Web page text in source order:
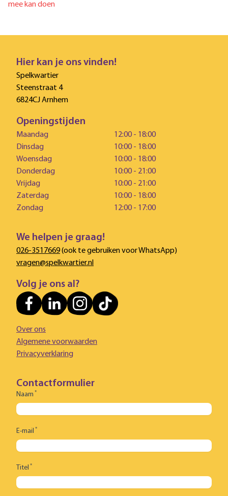
mee kan doen
Hier kan je ons vinden!
Spelkwartier
Steenstraat 4
6824CJ Arnhem
Openingstijden
Maandag
12:00 - 18:00
Dinsdag
10:00 - 18:00
Woensdag
10:00 - 18:00
Donderdag
10:00 - 21:00
Vrijdag
10:00 - 21:00
Zaterdag
10:00 - 18:00
Zondag
12:00 - 17:00
We helpen je graag!
026-3517669(ook te gebruiken voor WhatsApp)
vragen@spelkwartier.nl
Volg je ons al?
Over ons
Algemene voorwaarden
Privacyverklaring
Contactformulier
Naam *
E-mail *
Titel *